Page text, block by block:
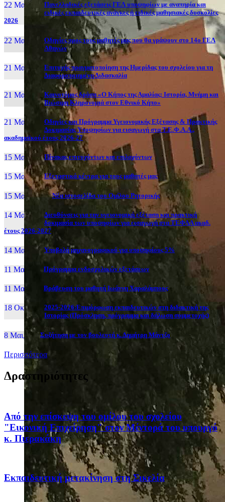
22 Μαι, 26
Πανελλαδικές εξετάσεις ΓΕΛ υποψηφίων με αναπηρία και
ειδικές εκπαιδευτικές ανάγκες ή ειδικές μαθησιακές δυσκολίες
2026
22 Μαι, 26
Οδηγίες προς τους μαθητές μας που θα γράψουν στο 14ο ΓΕΛ
Αθηνών
21 Μαι, 26
Επιτυχής πραγματοποίηση της Ημερίδας του σχολείου για τη
Διαφοροποιημένη Διδασκαλία
21 Μαι, 26
Καινοτόμος δράση «Ο Κήπος της Αμαλίας: Ιστορία, Μνήμη και
Βιώσιμη Κληρονομιά στον Εθνικό Κήπο»
21 Μαι, 26
Οδηγίες και Πρόγραμμα Υγειονομικής Εξέτασης & Πρακτικής
Δοκιμασίας Υποψηφίων για εισαγωγή στα Τ.Ε.Φ.Α.Α.,
ακαδημαϊκού έτους 2026-27
15 Μαι, 26 Πίνακας επιτυχόντων και επιλαχόντων
15 Μαι, 26 Εξεταστικά κέντρα για τους μαθητές μας
15 Μαι, 2026 Νέα ιστοσελίδα του Ομίλου Ρητορικής
14 Μαι, 26
Διευθύνσεις για την υγειονομική εξέταση και πρακτική
δοκιμασία των υποψηφίων για εισαγωγή στα ΤΕΦΑΑ ακαδ.
έτους 2026-2027
14 Μαι, 26 Yποβολή μηχανογραφικού για υποψηφίους 5%
11 Μαι, 26 Πρόγραμμα ενδοσχολικών εξετάσεων
11 Μαι, 26 Βράβευση του μαθητή Ιωάννη Χαραλάμπους
18 Οκτ, 25
2025-2026:Επιμόρφωση εκπαιδευτικών στη διδακτική της
Ιστορίας (Πρόσκληση, πρόγραμμα και δήλωση συμμετοχής)
8 Μαι, 26 Συζήτηση με τον βουλευτή κ. Δημήτρη Μάντζο
Περισσότερα
Δραστηριότητες
Από την επίσκεψη του ομίλου του σχολείου
"Εικονική Επιχείρηση" στον Μέντορά του υπουργό
κ. Πιερακάκη
Eκπαιδευτική μετακίνηση στη Σικελία